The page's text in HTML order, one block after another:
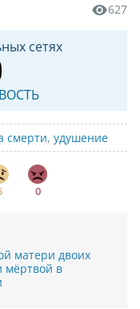
627
сетях
смерти, удушение
0
матери двоих
мёртвой в